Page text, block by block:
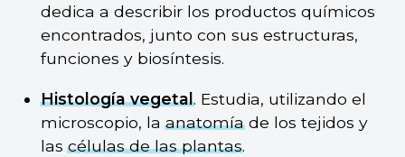
dedica a describir los productos químicos
encontrados, junto con sus estructuras,
funciones y biosíntesis.
Histología vegetal. Estudia, utilizando el
microscopio, laanatomíade los tejidos y
lascélulas de las plantas.